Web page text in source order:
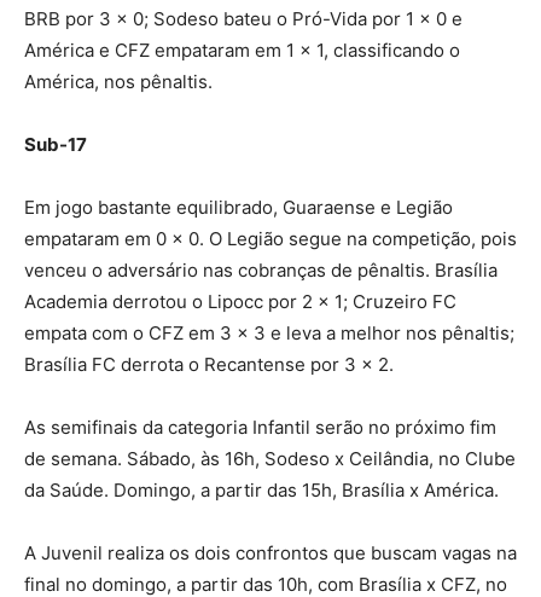
BRB por 3 x 0; Sodeso bateu o Pró-Vida por 1 x 0 e
América e CFZ empataram em 1 x 1, classificando o
América, nos pênaltis.
Sub-17
Em jogo bastante equilibrado, Guaraense e Legião
empataram em 0 x 0. O Legião segue na competição, pois
venceu o adversário nas cobranças de pênaltis. Brasília
Academia derrotou o Lipocc por 2 x 1; Cruzeiro FC
empata com o CFZ em 3 x 3 e leva a melhor nos pênaltis;
Brasília FC derrota o Recantense por 3 x 2.
As semifinais da categoria Infantil serão no próximo fim
de semana. Sábado, às 16h, Sodeso x Ceilândia, no Clube
da Saúde. Domingo, a partir das 15h, Brasília x América.
A Juvenil realiza os dois confrontos que buscam vagas na
final no domingo, a partir das 10h, com Brasília x CFZ, no